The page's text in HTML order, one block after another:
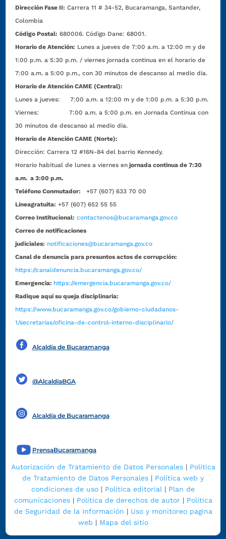
Dirección Fase II: Carrera 11 # 34-52, Bucaramanga, Santander,
Colombia
Código Postal: 680006. Código Dane: 68001.
Horario de Atención: Lunes a jueves de 7:00 a.m. a 12:00 m y de
1:00 p.m. a 5:30 p.m. / viernes jornada continua en el horario de
7:00 a.m. a 5:00 p.m., con 30 minutos de descanso al medio día.
Horario de Atención CAME (Central):
Lunes a jueves: 7:00 a.m. a 12:00 m y de 1:00 p.m. a 5:30 p.m.
Viernes: 7:00 a.m. a 5:00 p.m. en Jornada Continua con
30 minutos de descanso al medio día.
Horario de Atención CAME (Norte):
Dirección:Carrera 12 #16N-84 del barrio Kennedy.
Horario habitual de lunes a viernes en jornada continua de 7:30
a.m. a 3:00 p.m.
Teléfono Conmutador:
+57 (607) 633 70 00
Líneagratuita: +57 (607) 652 55 55
Correo Institucional: contactenos@bucaramanga.gov.co
Correo de notificaciones
judiciales: notificaciones@bucaramanga.gov.co
Canal de denuncia para presuntos actos de corrupción:
https://canaldenuncia.bucaramanga.gov.co/
Emergencia: https://emergencia.bucaramanga.gov.co/
Radique aquí su queja disciplinaria:
https://www.bucaramanga.gov.co/gobierno-ciudadanos-
1/secretarias/oficina-de-control-interno-disciplinario/
Alcaldía de Bucaramanga
@AlcaldíaBGA
Alcaldía de Bucaramanga
PrensaBucaramanga
Autorización de Tratamiento de Datos Personales| Política
de Tratamiento de Datos Personales | Política web y
condiciones de uso | Política editorial | Plan de
comunicaciones| Política de derechos de autor| Política
de Seguridad de la Información | Uso y monitoreo pagina
web | Mapa del sitio